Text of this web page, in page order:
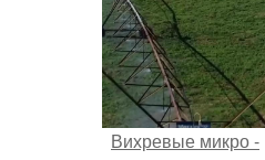
Вихревые микро -